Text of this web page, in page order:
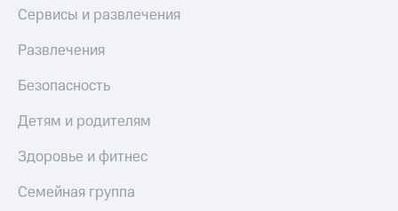
Сервисы и развлечения
Развлечения
Безопасность
Детям и родителям
Здоровье и фитнес
Семейная группа